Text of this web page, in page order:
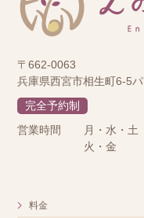
〒662-0063
兵庫県西宮市相生町6-5
完全予約制
営業時間
月・水・土
火・金
料金